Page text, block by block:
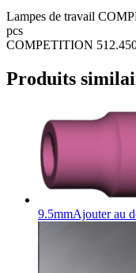
Lampes de travail
pcs
COMPETITION
Produits
9.5mmAjouter au